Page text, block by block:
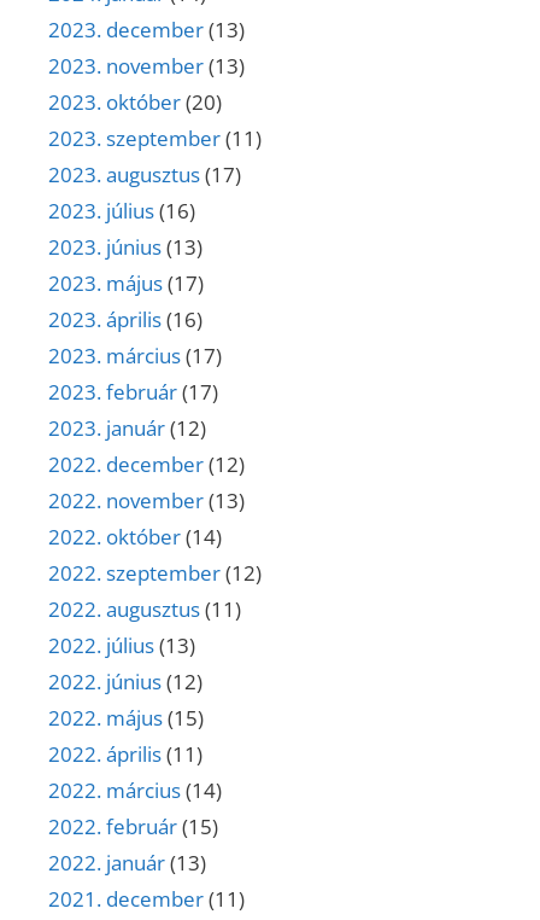
2023. december(13)
2023. november(13)
2023. október(20)
2023. szeptember(11)
2023. augusztus(17)
2023. július(16)
2023. június(13)
2023. május(17)
2023. április(16)
2023. március(17)
2023. február(17)
2023. január(12)
2022. december(12)
2022. november(13)
2022. október(14)
2022. szeptember(12)
2022. augusztus(11)
2022. július(13)
2022. június(12)
2022. május(15)
2022. április(11)
2022. március(14)
2022. február(15)
2022. január(13)
2021. december(11)